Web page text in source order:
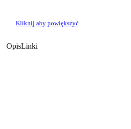
Kliknij aby powiększyć
OpisLinki